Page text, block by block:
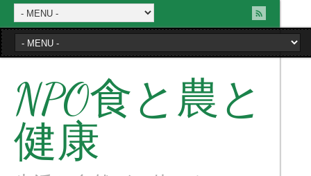
NPO食と農と
健康